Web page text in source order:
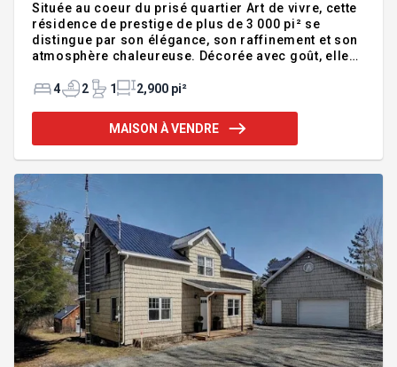
Située au coeur du prisé quartier Art de vivre, cette
résidence de prestige de plus de 3 000 pi² se
distingue par son élégance, son raffinement et son
atmosphère chaleureuse. Décorée avec goût, elle
exceptionnelle. Implantée sur un splendide terrain
propriété est entourée d'arbres matures assurant
intimité et sérénité. À proximité de l'autoroute et à
villégiature, faisant d'elle un lieu de vie idéal tan
4 2 1 2,900 pi²
MAISON À VENDRE